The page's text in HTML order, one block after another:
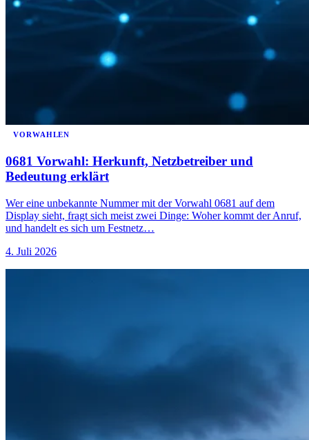
VORWAHLEN
0681 Vorwahl: Herkunft, Netzbetreiber und
Bedeutung erklärt
Wer eine unbekannte Nummer mit der Vorwahl 0681 auf dem
Display sieht, fragt sich meist zwei Dinge: Woher kommt der Anruf,
und handelt es sich um Festnetz…
4. Juli 2026